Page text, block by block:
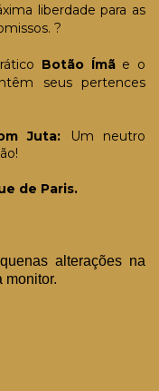
liberdade para as
?
Botão Ímãe o
seus pertences
Juta: Um neutro
de Paris.
alterações na
monitor.